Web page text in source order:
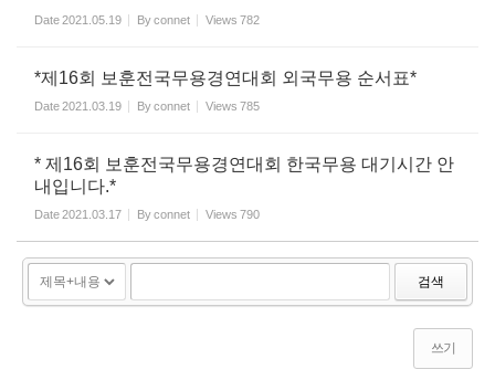
Date2021.05.19 Byconnet Views 782
*제16회 보훈전국무용경연대회 외국무용 순서표*
Date2021.03.19 Byconnet Views 785
* 제16회 보훈전국무용경연대회 한국무용 대기시간 안
내입니다.*
Date2021.03.17 Byconnet Views 790
검색
쓰기